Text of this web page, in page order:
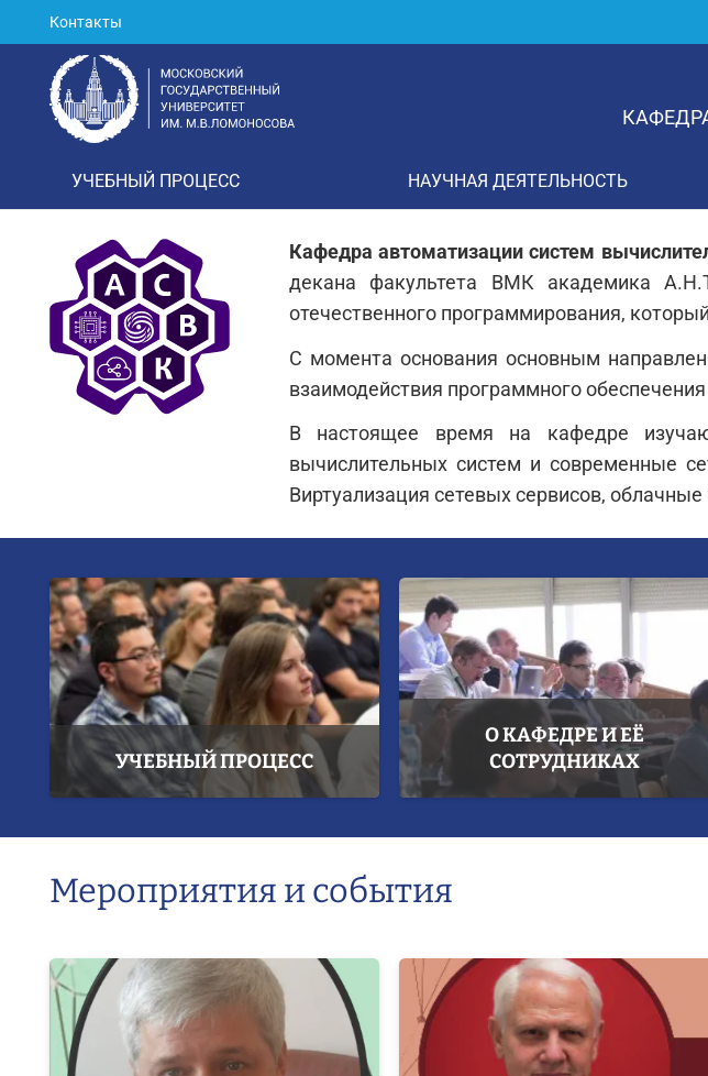
Контакты
УЧЕБНЫЙ ПРОЦЕСС НАУЧНАЯ ДЕЯТЕЛЬНОСТЬ
Кафедра автоматизации систем
декана факультета ВМК академика
отечественного программирования,
С момента основания основным
взаимодействия программного
В настоящее время на кафедре
вычислительных систем и современные
Виртуализация сетевых сервисов,
УЧЕБНЫЙ ПРОЦЕСС
О КАФЕДРЕ И ЕЁ
СОТРУДНИКАХ
Мероприятия и события